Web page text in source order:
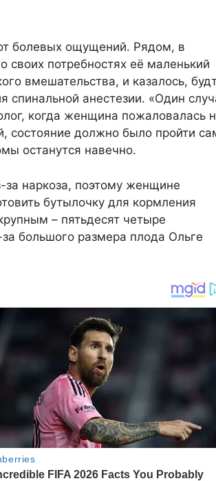
болевых ощущений. Рядом, в
своих потребностях её маленький
вмешательства, и казалось,
спинальной анестезии. «Один
когда женщина пожаловалась
состояние должно было пройти
останутся навечно.
за наркоза, поэтому женщине
бутылочку для кормления
– пятьдесят четыре
большого размера плода Ольге